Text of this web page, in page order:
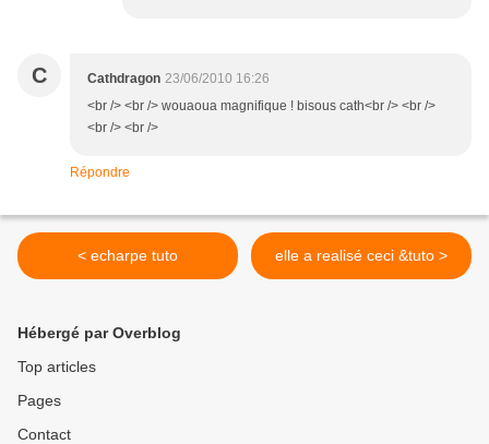
C Cathdragon 23/06/2010 16:26
<br /> <br /> wouaoua magnifique ! bisous cath<br /> <br />
<br /> <br />
Répondre
< echarpe tuto elle a realisé ceci &tuto >
Hébergé par Overblog
Top articles
Pages
Contact